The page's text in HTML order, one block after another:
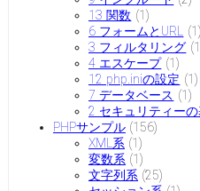
13 関数 (1)
6 フォームとURL
(1)
3 フィルタリング
4 エスケープ(1)
12 php.iniの設定 (1)
7 データベース (1)
2 セキュリティー
PHPサンプル(156)
XML系 (1)
変数系 (1)
文字列系 (25)